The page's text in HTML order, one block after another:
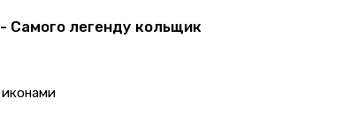
Самого легенду кольщик